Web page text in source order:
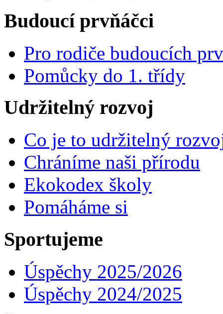
Budoucí prvňáčci
Pro rodiče budoucích
Pomůcky do 1. třídy
Udržitelný rozvoj
Co je to udržitelný
Chráníme naši přírodu
Ekokodex školy
Pomáháme si
Sportujeme
Úspěchy 2025/2026
Úspěchy 2024/2025